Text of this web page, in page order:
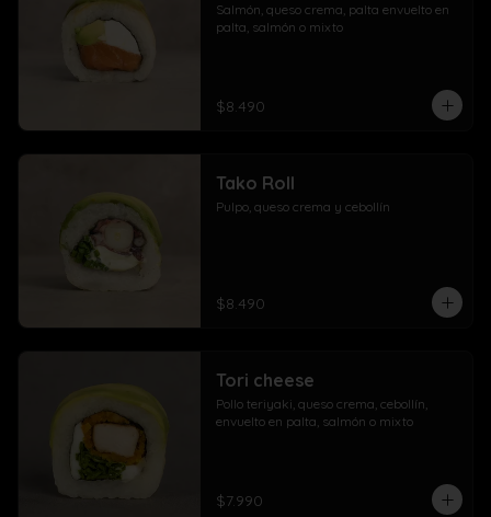
Salmón, queso crema, palta envuelto en
palta, salmón o mixto
$8.490
Tako Roll
Pulpo, queso crema y cebollín
$8.490
Tori cheese
Pollo teriyaki, queso crema, cebollín,
envuelto en palta, salmón o mixto
$7.990